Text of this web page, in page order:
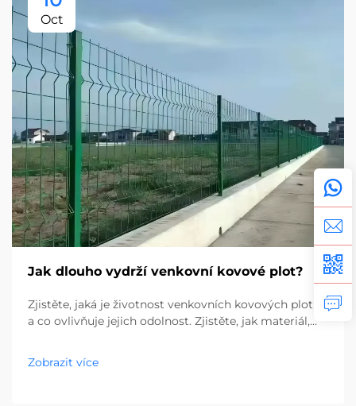
Oct
Jak dlouho vydrží venkovní kovové plot?
Zjistěte, jaká je životnost venkovních kovových plotů
a co ovlivňuje jejich odolnost. Zjistěte, jak materiál,
odborné tipy už teď.
Zobrazit více